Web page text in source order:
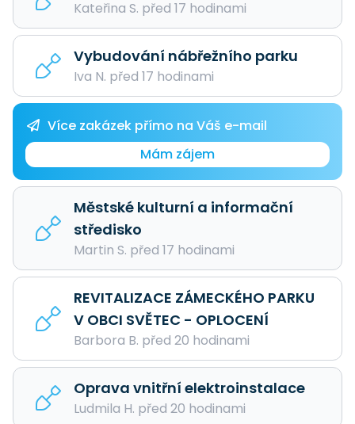
Kateřina S. před 17 hodinami
Vybudování nábřežního parku
Iva N. před 17 hodinami
Více zakázek přímo na Váš e-mail
Mám zájem
Městské kulturní a informační
středisko
Martin S. před 17 hodinami
REVITALIZACE ZÁMECKÉHO PARKU
V OBCI SVĚTEC - OPLOCENÍ
Barbora B. před 20 hodinami
Oprava vnitřní elektroinstalace
Ludmila H. před 20 hodinami